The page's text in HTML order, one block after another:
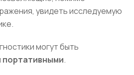
увидеть исследуемую
могут быть
портативными.